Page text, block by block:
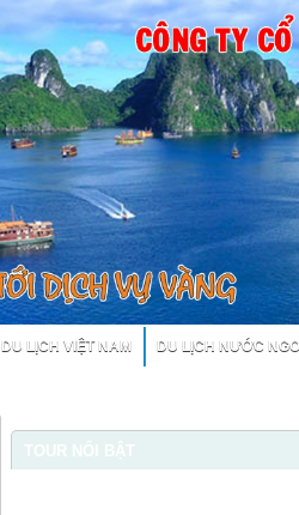
DU LỊCH VIỆT NAM DU LỊCH NƯỚC
TOUR NỔI BẬT